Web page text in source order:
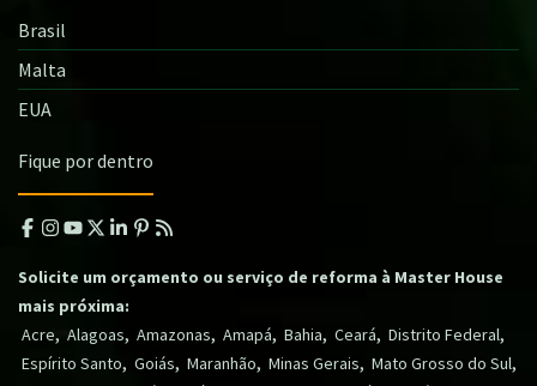
Brasil
Malta
EUA
Fique por dentro
Solicite um orçamento ou serviço de reforma à Master House
mais próxima:
Acre, Alagoas, Amazonas, Amapá, Bahia, Ceará, Distrito Federal,
Espírito Santo, Goiás, Maranhão, Minas Gerais, Mato Grosso do Sul,